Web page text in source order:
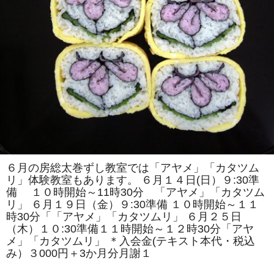
６月の房総太巻ずし教室では「アヤメ」「カタツム
リ」体験教室もあります。 ６月１４日(日）９:30準
備 １０時開始～11時30分 「アヤメ」「カタツム
リ」 ６月１９日（金）９:30準備 １０時開始～１１
時30分「「アヤメ」「カタツムリ」 ６月２５日
（木）１０:30準備１１時開始～１２時30分「アヤ
メ」「カタツムリ」 ＊入会金(テキスト本代・税込
み）３000円＋3か月分月謝１